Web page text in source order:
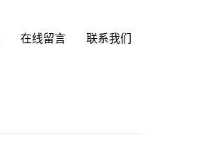
在线留言 联系我们